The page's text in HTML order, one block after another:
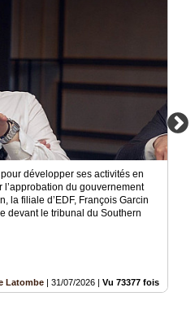
développer ses activités en
l’approbation du gouvernement
la filiale d’EDF, François Garcin
devant le tribunal du Southern
Latombe | 31/07/2026 | Vu 73377 fois